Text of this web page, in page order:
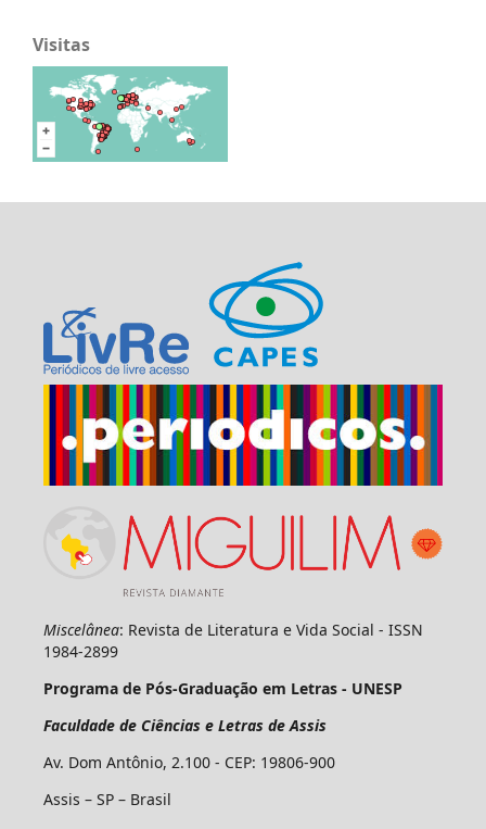
Visitas
Miscelânea: Revista de Literatura e Vida Social - ISSN
1984-2899
Programa de Pós-Graduação em Letras - UNESP
Faculdade de Ciências e Letras de Assis
Av. Dom Antônio, 2.100 - CEP: 19806-900
Assis – SP – Brasil